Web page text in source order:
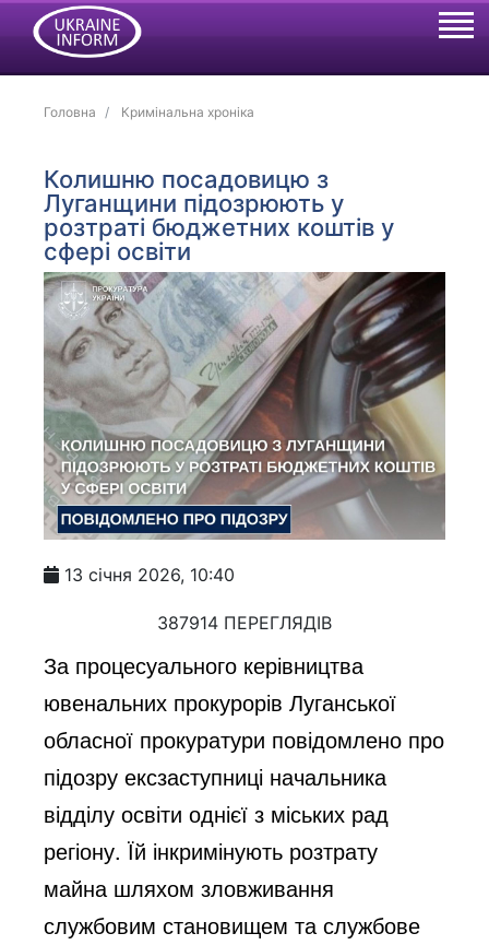
Головна Кримінальна хроніка
Колишню посадовицю з
Луганщини підозрюють у
розтраті бюджетних коштів у
сфері освіти
13 січня 2026, 10:40
387914 ПЕРЕГЛЯДІВ
За процесуального керівництва
ювенальних прокурорів Луганської
обласної прокуратури повідомлено про
підозру ексзаступниці начальника
відділу освіти однієї з міських рад
регіону. Їй інкримінують розтрату
майна шляхом зловживання
службовим становищем та службове